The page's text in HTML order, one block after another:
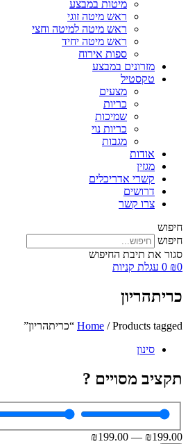
מיטות במבצע
ראש מיטה זוגי
ראש מיטה למיטה וחצי
ראש מיטה יחיד
ספות אירוח
מזרונים במבצע
טקסטיל
מצעים
כריות
שמיכות
כריות נוי
מגבות
אודות
מגזין
קשרי אדריכלים
דרושים
צרו קשר
חיפוש
חיפוש
סגור את תיבת החיפוש
₪0
0 עגלת קניות
כריתהריון
Home / Products tagged “כריתהריון”
סינון
תקציב מסויים ?
₪199.00
—
₪199.00